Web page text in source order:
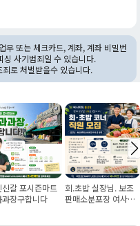
무 또는 체크카드, 계좌, 계좌 비밀번
싱 사기범죄일 수 있습니다.
로 처벌받을수 있습니다.
갈 포시즌마트
과장구합니다
회.초밥 실장님. 보조
판매소분포장 여사님